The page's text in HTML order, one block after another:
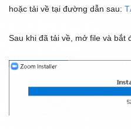
hoặc tải về tại đường dẫn sau:
Sau khi đã tải về, mở file và bắt